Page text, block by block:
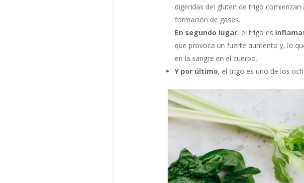
digeridas del gluten de trigo
formación de gases.
En segundo lugar, el trigo es
que provoca un fuerte aumento y, lo
en la sangre en el cuerpo.
Y por último, el trigo es uno de los